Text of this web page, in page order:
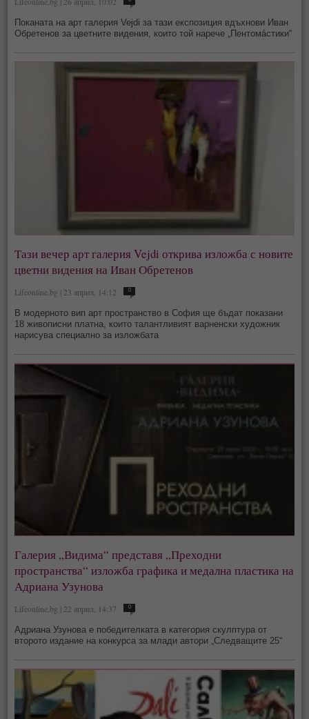
Поканата на арт галерия Vejdi за тази експозиция вдъхнови Иван
Обретенов за цветните видения, които той нарече „Пентома́стики“
Тази вечер арт галерия Vejdi открива изложба с новите
цветни видения на Иван Обретенов
Lifeonline.bg | 23 април, 14:12 0
В модерното вип арт пространство в София ще бъдат показани
18 живописни платна, които талантливият варненски художник
нарисува специално за изложбата
Галерия „Видима“ представя „Преходни
пространства“ изложба графика и медална пластика на
Адриана Узунова
Lifeonline.bg | 22 април, 14:37 0
Адриана Узунова е победителката в категория скулптура от
второто издание на конкурса за млади автори „Следващите 25“